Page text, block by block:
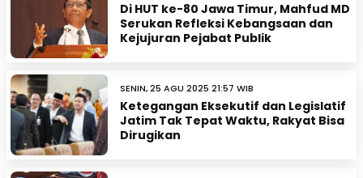
Di HUT ke-80 Jawa Timur, Mahfud MD
Serukan Refleksi Kebangsaan dan
Kejujuran Pejabat Publik
SENIN, 25 AGU 2025 21:57 WIB
Ketegangan Eksekutif dan Legislatif
Jatim Tak Tepat Waktu, Rakyat Bisa
Dirugikan